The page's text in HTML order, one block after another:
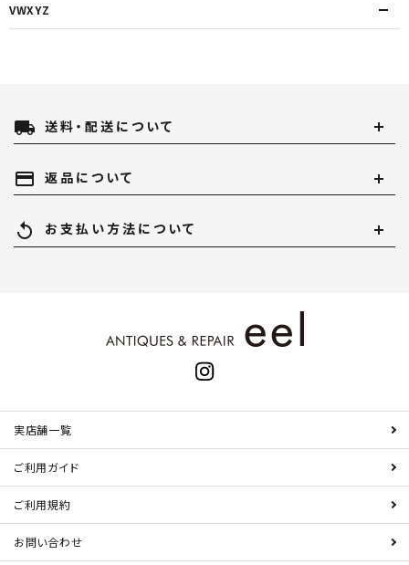
VWXYZ
local_shipping 送料・配送について
payment 返品について
replay お支払い方法について
実店舗一覧
ご利用ガイド
ご利用規約
お問い合わせ